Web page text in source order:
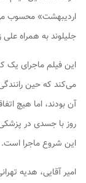
اردیبهشت» محسوب
جلیلوند به همراه
این فیلم ماجرای یک
می‌کند که حین
آن بودند، اما هیچ
روز با جسدی در
این شروع ماجرا است.
امیر آقایی، هدیه